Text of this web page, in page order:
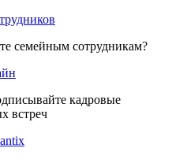
семейным сотрудникам?
кадровые
встреч